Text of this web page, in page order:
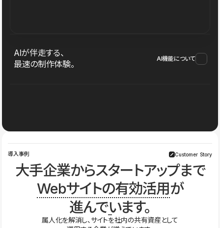
AIが伴走する、
最速の制作体験。
AI機能について
導入事例 Customer Story
大手企業からスタートアップまで
Webサイトの有効活用が
進んでいます。
属人化を解消し、サイトを社内の共有資産として